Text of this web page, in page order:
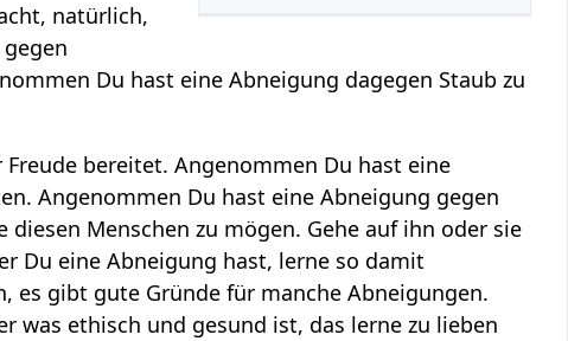
natürlich,
Du hast eine Abneigung dagegen Staub zu
bereitet. Angenommen Du hast eine
Angenommen Du hast eine Abneigung gegen
Menschen zu mögen. Gehe auf ihn oder sie
Du eine Abneigung hast, lerne so damit
es gibt gute Gründe für manche Abneigungen.
was ethisch und gesund ist, das lerne zu lieben